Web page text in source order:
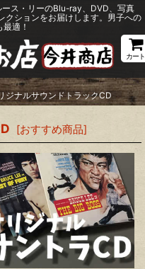
ス・リーのBlu-ray、DVD、写真
クションをお届けします。男子への
適！
カート
ジナルサウンドトラックCD
[おすすめ商品]